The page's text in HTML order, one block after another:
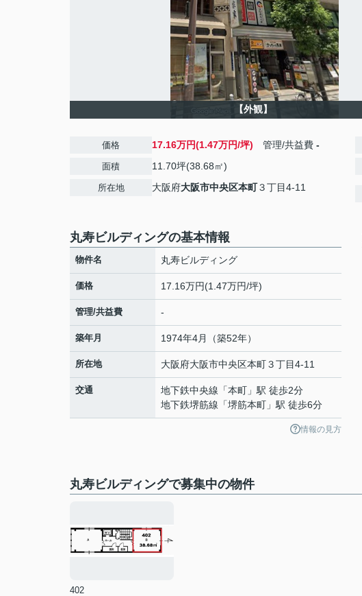
【外観】
価格 17.16万円(1.47万円/坪) 管理/共益費 -
面積 11.70坪(38.68㎡)
所在地 大阪府大阪市中央区本町３丁目4-11
丸寿ビルディングの基本情報
物件名 丸寿ビルディング
価格 17.16万円(1.47万円/坪)
管理/共益費 -
築年月 1974年4月（築52年）
所在地 大阪府大阪市中央区本町３丁目4-11
交通 地下鉄中央線 「本町 」駅 徒歩2分
地下鉄堺筋線 「堺筋本町 」駅 徒歩6分
情報の見方
丸寿ビルディングで募集中の物件
402